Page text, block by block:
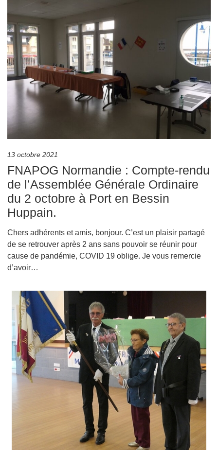
13 octobre 2021
FNAPOG Normandie : Compte-rendu
de l’Assemblée Générale Ordinaire
du 2 octobre à Port en Bessin
Huppain.
Chers adhérents et amis, bonjour. C’est un plaisir partagé
de se retrouver après 2 ans sans pouvoir se réunir pour
cause de pandémie, COVID 19 oblige. Je vous remercie
d’avoir…